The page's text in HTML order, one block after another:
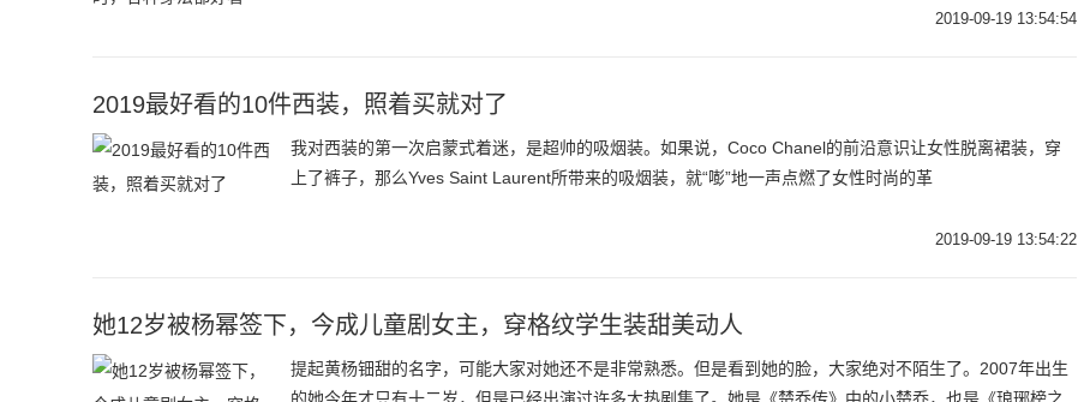
2019-09-19 13:54:54
2019最好看的10件西装，照着买就对了
我对西装的第一次启蒙式着迷，是超帅的吸烟装。如果说，Coco Chanel的前沿意识让女性脱离裙装，穿
上了裤子，那么Yves Saint Laurent所带来的吸烟装，就“嘭”地一声点燃了女性时尚的革
2019-09-19 13:54:22
她12岁被杨幂签下，今成儿童剧女主，穿格纹学生装甜美动人
提起黄杨钿甜的名字，可能大家对她还不是非常熟悉。但是看到她的脸，大家绝对不陌生了。2007年出生